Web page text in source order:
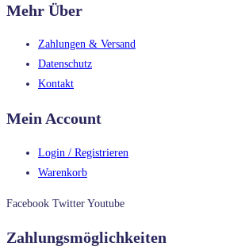
Mehr Über
Zahlungen & Versand
Datenschutz
Kontakt
Mein Account
Login / Registrieren
Warenkorb
Facebook Twitter Youtube
Zahlungsmöglichkeiten